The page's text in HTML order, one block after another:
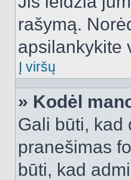
rašymą.
apsilankykite
Į viršų
» Kodėl
Gali būti, kad
pranešimas
būti, kad